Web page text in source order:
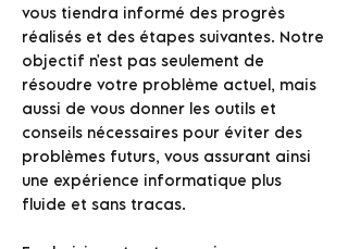
vous tiendra informé des progrès
réalisés et des étapes suivantes. Notre
objectif n'est pas seulement de
résoudre votre problème actuel, mais
aussi de vous donner les outils et
conseils nécessaires pour éviter des
problèmes futurs, vous assurant ainsi
une expérience informatique plus
fluide et sans tracas.